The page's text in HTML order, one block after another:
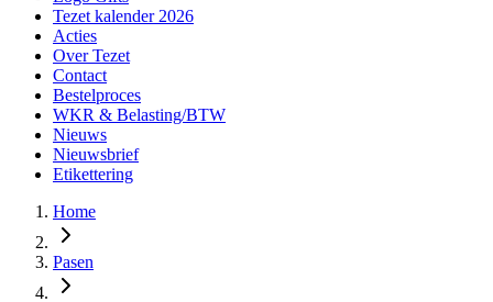
Tezet kalender 2026
Acties
Over Tezet
Contact
Bestelproces
WKR & Belasting/BTW
Nieuws
Nieuwsbrief
Etikettering
Home
Pasen